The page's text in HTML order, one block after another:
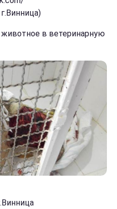
животное в ветеринарную